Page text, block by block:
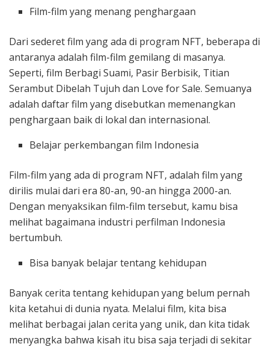
Film-film yang menang penghargaan
Dari sederet film yang ada di program NFT, beberapa di
antaranya adalah film-film gemilang di masanya.
Seperti, film Berbagi Suami, Pasir Berbisik, Titian
Serambut Dibelah Tujuh dan Love for Sale. Semuanya
adalah daftar film yang disebutkan memenangkan
penghargaan baik di lokal dan internasional.
Belajar perkembangan film Indonesia
Film-film yang ada di program NFT, adalah film yang
dirilis mulai dari era 80-an, 90-an hingga 2000-an.
Dengan menyaksikan film-film tersebut, kamu bisa
melihat bagaimana industri perfilman Indonesia
bertumbuh.
Bisa banyak belajar tentang kehidupan
Banyak cerita tentang kehidupan yang belum pernah
kita ketahui di dunia nyata. Melalui film, kita bisa
melihat berbagai jalan cerita yang unik, dan kita tidak
menyangka bahwa kisah itu bisa saja terjadi di sekitar